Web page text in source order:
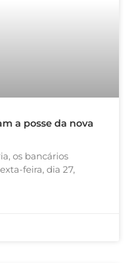
a posse da nova
os bancários
feira, dia 27,